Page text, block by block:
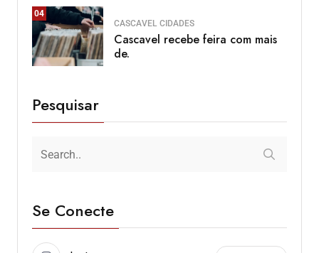
04
CASCAVEL CIDADES
Cascavel recebe feira com mais
de.
Pesquisar
Se Conecte